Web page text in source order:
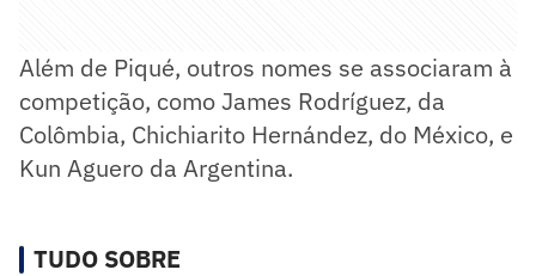
Além de Piqué, outros nomes se associaram à
competição, como James Rodríguez, da
Colômbia, Chichiarito Hernández, do México, e
Kun Aguero da Argentina.
TUDO SOBRE